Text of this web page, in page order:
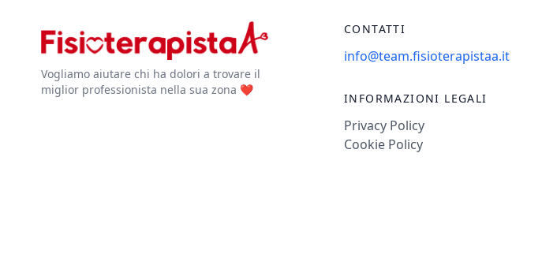
Vogliamo aiutare chi ha dolori a trovare il
miglior professionista nella sua zona ❤️
CONTATTI
info@team.fisioterapistaa.it
INFORMAZIONI LEGALI
Privacy Policy
Cookie Policy